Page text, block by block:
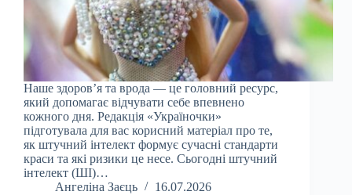
Наше здоров’я та врода — це головний ресурс,
який допомагає відчувати себе впевнено
кожного дня. Редакція «Україночки»
підготувала для вас корисний матеріал про те,
як штучний інтелект формує сучасні стандарти
краси та які ризики це несе. Сьогодні штучний
інтелект (ШІ)…
Ангеліна Заєць
16.07.2026